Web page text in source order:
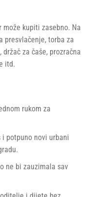
može kupiti zasebno. Na
presvlačenje, torba za
za čaše, prozračna
itd.
rukom za
potpuno novi urbani
ne bi zauzimala sav